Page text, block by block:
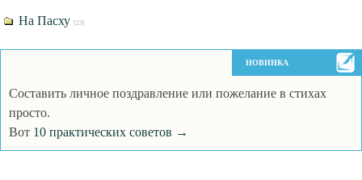
На Пасху [23]
НОВИНКА
Составить личное поздравление или пожелание в стихах
просто.
Вот 10 практических советов →